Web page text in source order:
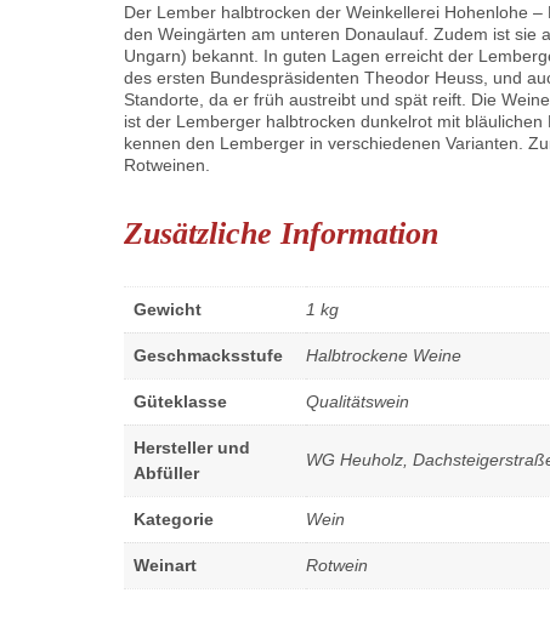
Der Lember halbtrocken der Weinkellerei Hohenlohe
den Weingärten am unteren Donaulauf. Zudem ist sie
Ungarn) bekannt. In guten Lagen erreicht der
des ersten Bundespräsidenten Theodor Heuss, und
Standorte, da er früh austreibt und spät reift. Die
ist der Lemberger halbtrocken dunkelrot mit
kennen den Lemberger in verschiedenen Varianten.
Rotweinen.
Zusätzliche Information
Gewicht 1 kg
Geschmacksstufe Halbtrockene Weine
Güteklasse Qualitätswein
Hersteller und
Abfüller
WG Heuholz,
Kategorie Wein
Weinart Rotwein